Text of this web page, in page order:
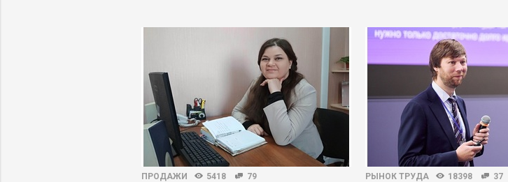
ПРОДАЖИ 5418 79 РЫНОК ТРУДА 18398 37